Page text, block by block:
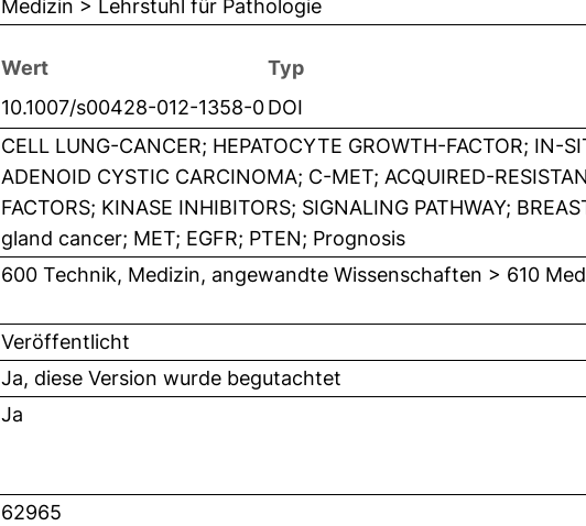
Medizin > Lehrstuhl für Pathologie
Wert
Typ
10.1007/s00428-012-1358-0DOI
CELL LUNG-CANCER; HEPATOCYTE GROWTH-FACTOR; IN-
ADENOID CYSTIC CARCINOMA; C-MET; ACQUIRED-
FACTORS; KINASE INHIBITORS; SIGNALING PATHWAY;
gland cancer; MET; EGFR; PTEN; Prognosis
600 Technik, Medizin, angewandte Wissenschaften > 610
Veröffentlicht
Ja, diese Version wurde begutachtet
Ja
62965